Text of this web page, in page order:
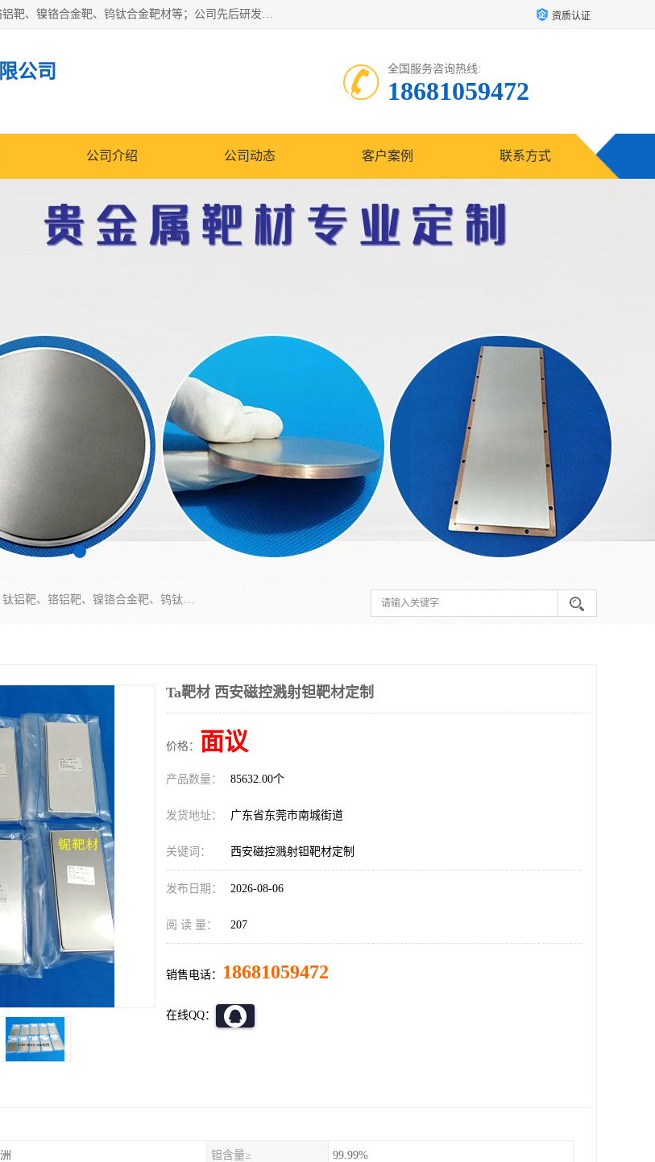
东莞市鼎伟新材料有限公司专业生产：镍钒合金靶、高纯铬靶、钛铝靶、铬铝靶、镍铬合金靶、钨钛合金靶材等；公司先后研发的蒸发材料、溅射靶材系列产品广泛应用到国内外众多知名电子、太阳能企业当中，以较高的性价比，成功发替代了国外进口产品，颇受用户好评。 资质认证
公司 全国服务咨询热线:
18681059472
公司介绍 公司动态 客户案例 联系方式
东莞市鼎伟新材料有限公司专业生产：镍钒合金靶、高纯铬靶、钛铝靶、铬铝靶、镍铬合金靶、钨钛合金靶材等；公司先后研发的蒸发材料、溅射靶材系列产品广泛应用到国内外众多知名电子、太阳能企业当中，以较高的性价比，成功发替代了国外进口产品，颇受用户好评。
Ta靶材 西安磁控溅射钽靶材定制
价格： 面议
产品数量： 85632.00个
发货地址： 广东省东莞市南城街道
关键词： 西安磁控溅射钽靶材定制
发布日期： 2026-08-06
阅 读 量： 207
销售电话： 18681059472
在线QQ：
钽含量≥ 99.99%